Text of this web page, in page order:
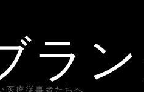
ラン
医療従事者たちへ…